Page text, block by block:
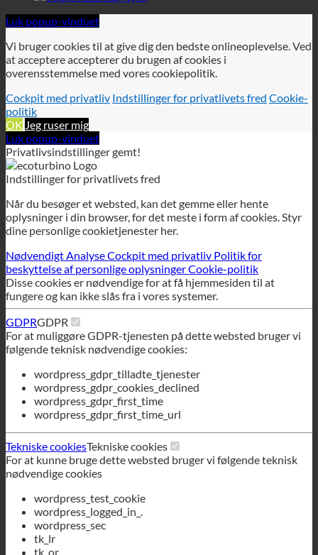
OKJeg ruser mig
Privatlivsindstillinger gemt!
Indstillinger for privatlivets fred
Når du besøger et websted, kan det gemme eller hente
oplysninger i din browser, for det meste i form af cookies. Styr
dine personlige cookietjenester her.
NødvendigtAnalyseCockpit med privatliv
beskyttelse af personlige oplysninger
Disse cookies er nødvendige for at få hjemmesiden til at
GDPRGDPR
For at muliggøre GDPR-tjenesten på dette websted bruger vi
wordpress_gdpr_tilladte_tjenester
wordpress_gdpr_cookies_declined
wordpress_gdpr_first_time
wordpress_gdpr_first_time_url
Tekniske cookies Tekniske cookies
For at kunne bruge dette websted bruger vi følgende teknisk
nødvendige cookies
wordpress_test_cookie
wordpress_logged_in_.
wordpress_sec
tk_lr
tk_or
tk_r3d
Nedgang i alle tjenester
Gemme
Accepter alle tjenester
Dansk